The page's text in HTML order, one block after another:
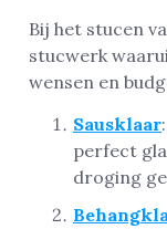
Bij het stucen
stucwerk
wensen en
Sausklaar
perfect
droging